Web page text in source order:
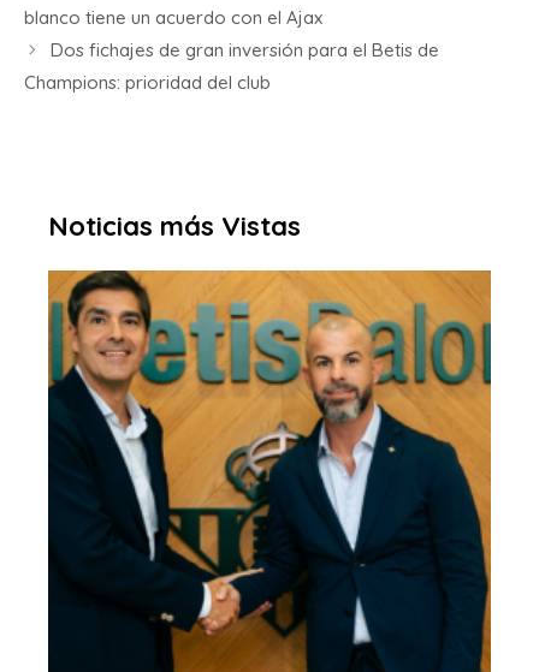
blanco tiene un acuerdo con el Ajax
Dos fichajes de gran inversión para el Betis de
Champions: prioridad del club
Noticias más Vistas